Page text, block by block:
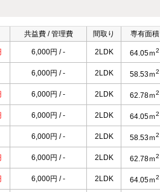
共益費 / 管理費 間取り 専有面積
6,000円 / - 2LDK 64.05ｍ2
6,000円 / - 2LDK 58.53ｍ2
6,000円 / - 2LDK 62.78ｍ2
6,000円 / - 2LDK 64.05ｍ2
6,000円 / - 2LDK 58.53ｍ2
6,000円 / - 2LDK 62.78ｍ2
6,000円 / - 2LDK 64.05ｍ2